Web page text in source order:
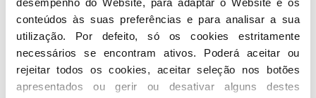
conteúdos às suas preferências e para analisar a sua
utilização. Por defeito, só os cookies estritamente
necessários se encontram ativos. Poderá aceitar ou
rejeitar todos os cookies, aceitar seleção nos botões
apresentados ou gerir ou desativar alguns destes
Água e Saneamento de Ponta Delgada, presidente
do conselho de administração da Associação de
Municípios da Ilha de São Miguel, membro da
assembleia intermunicipal da Associação de
Municípios da Região Autónoma dos Açores e